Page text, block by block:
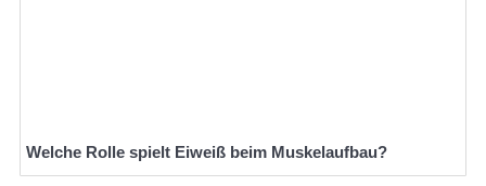
Welche Rolle spielt Eiweiß beim Muskelaufbau?